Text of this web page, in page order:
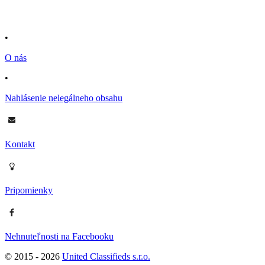
•
O nás
•
Nahlásenie nelegálneho obsahu
Kontakt
Pripomienky
Nehnuteľnosti na Facebooku
© 2015 - 2026 United Classifieds s.r.o.